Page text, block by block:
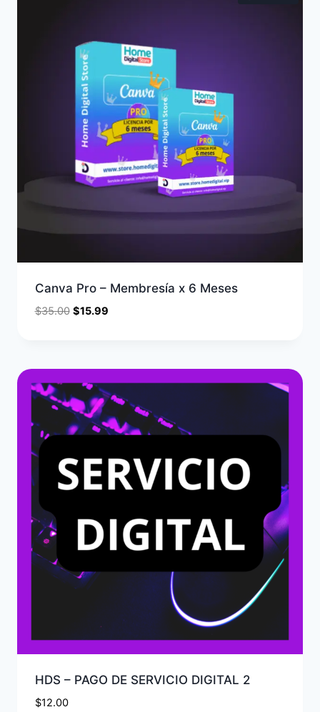
Canva Pro – Membresía x 6 Meses
$35.00 $15.99
HDS – PAGO DE SERVICIO DIGITAL 2
$12.00